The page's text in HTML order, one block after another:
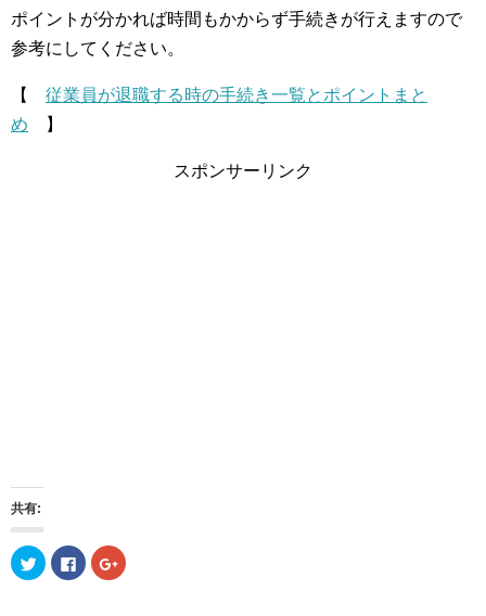
ポイントが分かれば時間もかからず手続きが行えますので
参考にしてください。
【 従業員が退職する時の手続き一覧とポイントまと
め 】
スポンサーリンク
共有:
ク
リ
F
a
ク
リ